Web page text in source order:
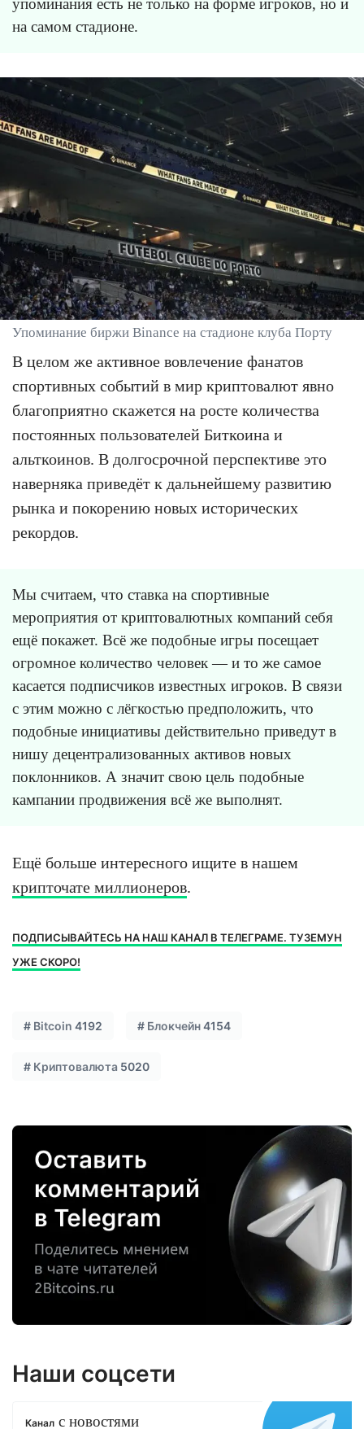
на самом стадионе.
Упоминание биржи Binance на стадионе клуба Порту
В целом же активное вовлечение фанатов
спортивных событий в мир криптовалют явно
благоприятно скажется на росте количества
постоянных пользователей Биткоина и
альткоинов. В долгосрочной перспективе это
наверняка приведёт к дальнейшему развитию
рынка и покорению новых исторических
рекордов.
Мы считаем, что ставка на спортивные
мероприятия от криптовалютных компаний себя
ещё покажет. Всё же подобные игры посещает
огромное количество человек — и то же самое
касается подписчиков известных игроков. В связи
с этим можно с лёгкостью предположить, что
подобные инициативы действительно приведут в
нишу децентрализованных активов новых
поклонников. А значит свою цель подобные
кампании продвижения всё же выполнят.
Ещё больше интересного ищите в нашем
крипточате миллионеров.
ПОДПИСЫВАЙТЕСЬ НА НАШ КАНАЛ В ТЕЛЕГРАМЕ. ТУЗЕМУН
УЖЕ СКОРО!
# Bitcoin 4192 # Блокчейн4154
# Криптовалюта 5020
Наши соцсети
Канал с новостями